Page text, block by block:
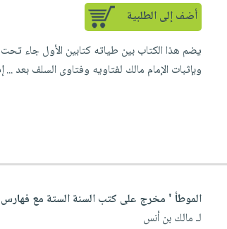
أضف إلى الطلبية
يضم هذا الكتاب بين طياته كتابين الأول جاء
وبإثبات الإمام مالك لفتاويه وفتاوى السلف بعد ...
الموطأ ' مخرج على كتب السنة الستة مع
لـ مالك بن أنس